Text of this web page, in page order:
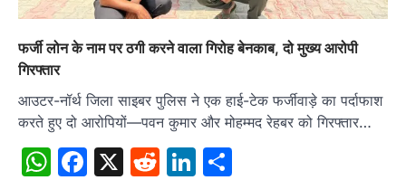
फर्जी लोन के नाम पर ठगी करने वाला गिरोह बेनकाब, दो मुख्य आरोपी
गिरफ्तार
आउटर-नॉर्थ जिला साइबर पुलिस ने एक हाई-टेक फर्जीवाड़े का पर्दाफाश
करते हुए दो आरोपियों—पवन कुमार और मोहम्मद रेहबर को गिरफ्तार…
WhatsApp
Facebook
X RedditLinkedIn